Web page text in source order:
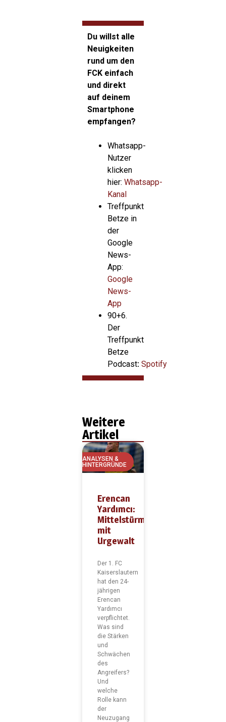
Du willst alle
Neuigkeiten
rund um den
FCK einfach
und direkt
auf deinem
Smartphone
empfangen?
Whatsapp-
Nutzer
klicken
hier: Whatsapp-
Kanal
Treffpunkt
Betze in
der
Google
News-
App:
Google
News-
App
90+6.
Der
Treffpunkt
Betze
Podcast: Spotify
Weitere
Artikel
ANALYSEN &
HINTERGRÜNDE
Erencan
Yardımcı:
Mittelstürmer
mit
Urgewalt
Der 1. FC
Kaiserslautern
hat den 24-
jährigen
Erencan
Yardımcı
verpflichtet.
Was sind
die Stärken
und
Schwächen
des
Angreifers?
Und
welche
Rolle kann
der
Neuzugang